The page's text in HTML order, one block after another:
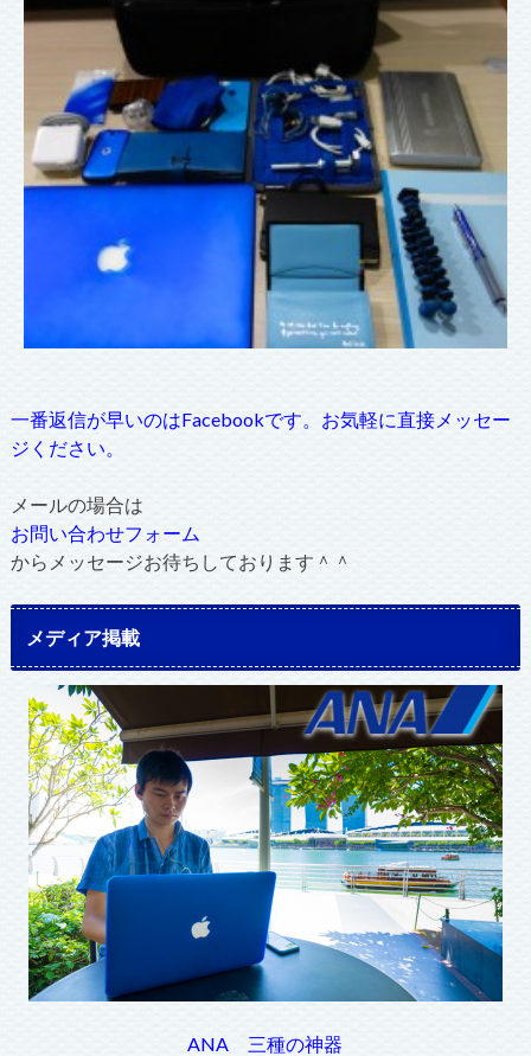
一番返信が早いのはFacebookです。お気軽に直接メッセー
ジください。
メールの場合は
お問い合わせフォーム
からメッセージお待ちしております＾＾
メディア掲載
ANA 三種の神器